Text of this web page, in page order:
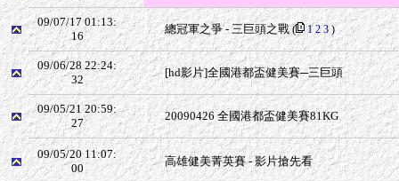
09/07/17 01:13:
16
總冠軍之爭 - 三巨頭之戰( 1 2 3)
09/06/28 22:24:
32
[hd影片]全國港都盃健美賽─三巨頭
09/05/21 20:59:
27
20090426 全國港都盃健美賽81KG
09/05/20 11:07:
00
高雄健美菁英賽 - 影片搶先看